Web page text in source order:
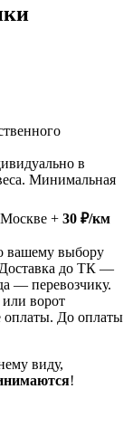
в
Минимальная
+ 30 ₽/км
вашему выбору
до ТК —
— перевозчику.
или ворот
оплаты. До оплаты
виду,
!